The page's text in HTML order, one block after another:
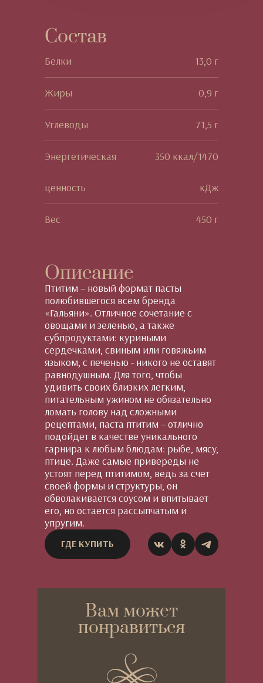
Описание
Птитим – новый формат пасты
полюбившегося всем бренда
«Гальяни». Отличное сочетание с
овощами и зеленью, а также
субпродуктами: куриными
сердечками, свиным или говяжьим
языком, с печенью - никого не оставят
равнодушным. Для того, чтобы
удивить своих близких легким,
питательным ужином не обязательно
ломать голову над сложными
рецептами, паста птитим – отлично
подойдет в качестве уникального
гарнира к любым блюдам: рыбе, мясу,
птице. Даже самые привереды не
устоят перед птитимом, ведь за счет
своей формы и структуры, он
обволакивается соусом и впитывает
его, но остается рассыпчатым и
упругим.
ГДЕ КУПИТЬ
Состав
Белки 13,0 г
Жиры 0,9 г
Углеводы 71,5 г
Энергетическая
ценность
350 ккал/1470
кДж
Вес 450 г
Вам может
понравиться